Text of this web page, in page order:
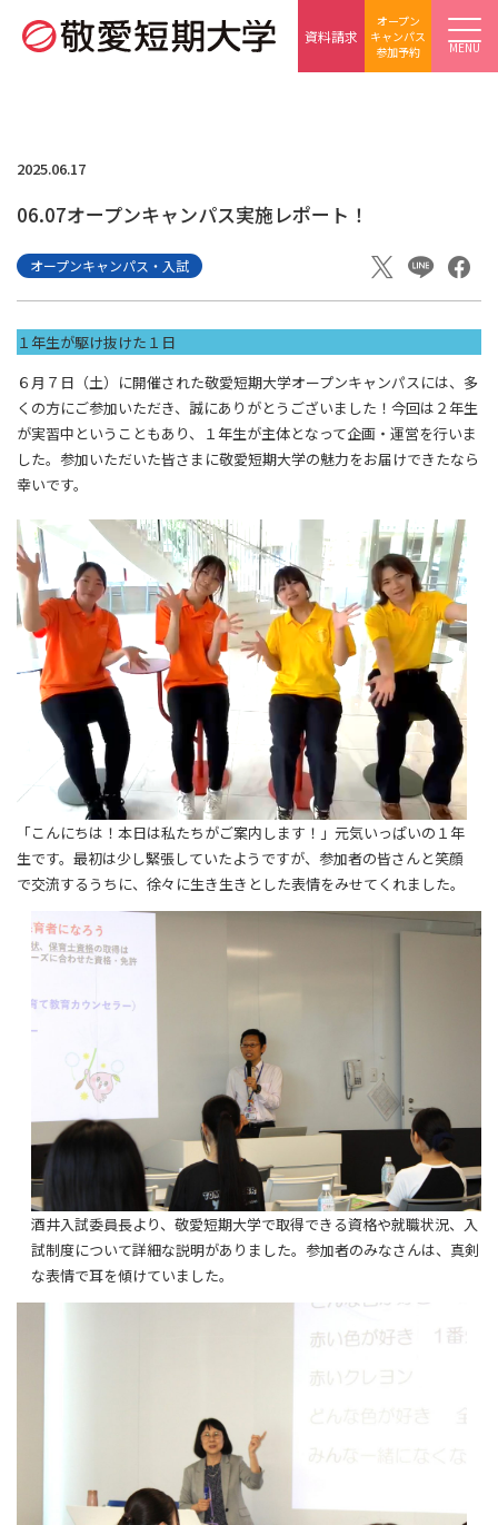
MENU
資料請求
オープン
キャンパス
参加予約
2025.06.17
06.07オープンキャンパス実施レポート！
オープンキャンパス・入試
１年生が駆け抜けた１日
６月７日（土）に開催された敬愛短期大学オープンキャンパスには、多
くの方にご参加いただき、誠にありがとうございました！今回は２年生
が実習中ということもあり、１年生が主体となって企画・運営を行いま
した。参加いただいた皆さまに敬愛短期大学の魅力をお届けできたなら
幸いです。
「こんにちは！本日は私たちがご案内します！」元気いっぱいの１年
生です。最初は少し緊張していたようですが、参加者の皆さんと笑顔
で交流するうちに、徐々に生き生きとした表情をみせてくれました。
酒井入試委員長より、敬愛短期大学で取得できる資格や就職状況、入
試制度について詳細な説明がありました。参加者のみなさんは、真剣
な表情で耳を傾けていました。